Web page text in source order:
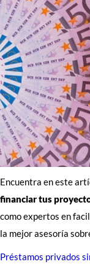
Encuentra en este
financiar tus
como expertos en
la mejor asesoría
Préstamos privados